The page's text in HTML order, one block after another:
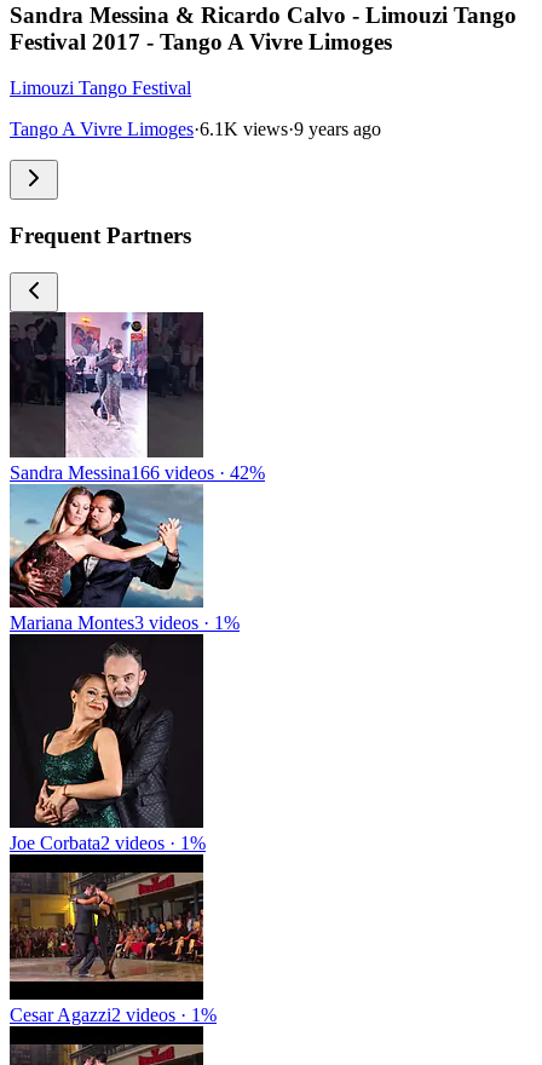
Sandra Messina & Ricardo Calvo - Limouzi Tango
Festival 2017 - Tango A Vivre Limoges
Limouzi Tango Festival
Tango A Vivre Limoges·6.1K views·9 years ago
Frequent Partners
Sandra Messina166 videos · 42%
Mariana Montes3 videos · 1%
Joe Corbata2 videos · 1%
Cesar Agazzi2 videos · 1%